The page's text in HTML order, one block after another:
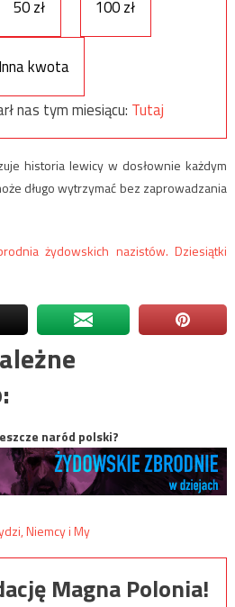
50 zł 100 zł
Inna kwota
nas tym miesiącu: Tutaj
historia lewicy w dosłownie każdym
długo wytrzymać bez zaprowadzania
żydowskich nazistów. Dziesiątki
naród polski?
Magna Polonia!